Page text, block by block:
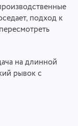
подход к
на длинной
рывок с